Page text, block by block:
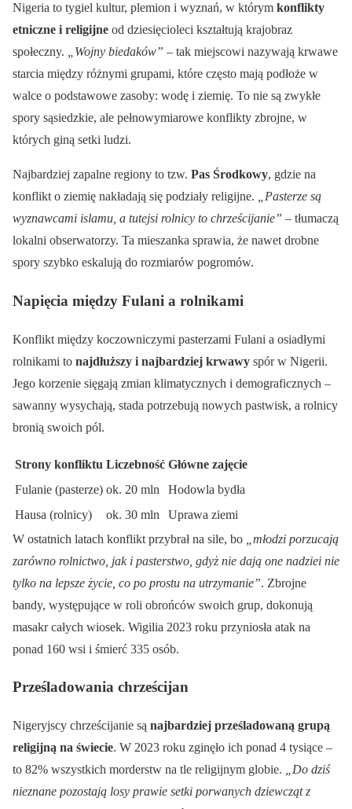
Nigeria to tygiel kultur, plemion i wyznań, w którym konflikty
etniczne i religijne od dziesięcioleci kształtują krajobraz
społeczny.
„Wojny biedaków” – tak miejscowi nazywają krwawe
starcia między różnymi grupami, które często mają podłoże w
walce o podstawowe zasoby: wodę i ziemię. To nie są zwykłe
spory sąsiedzkie, ale pełnowymiarowe konflikty zbrojne, w
których giną setki ludzi.
Najbardziej zapalne regiony to tzw. Pas Środkowy, gdzie na
konflikt o ziemię nakładają się podziały religijne.
„Pasterze są
wyznawcami islamu, a tutejsi rolnicy to chrześcijanie” – tłumaczą
lokalni obserwatorzy. Ta mieszanka sprawia, że nawet drobne
spory szybko eskalują do rozmiarów pogromów.
Napięcia między Fulani a rolnikami
Konflikt między koczowniczymi pasterzami Fulani a osiadłymi
rolnikami to najdłuższy i najbardziej krwawy spór w Nigerii.
Jego korzenie sięgają zmian klimatycznych i demograficznych –
sawanny wysychają, stada potrzebują nowych pastwisk, a rolnicy
bronią swoich pól.
Strony konfliktu Liczebność Główne zajęcie
Fulanie (pasterze) ok. 20 mln
Hodowla bydła
Hausa (rolnicy)
ok. 30 mln
Uprawa ziemi
W ostatnich latach konflikt przybrał na sile, bo
„młodzi porzucają
zarówno rolnictwo, jak i pasterstwo, gdyż nie dają one nadziei nie
tylko na lepsze życie, co po prostu na utrzymanie”. Zbrojne
bandy, występujące w roli obrońców swoich grup, dokonują
masakr całych wiosek. Wigilia 2023 roku przyniosła atak na
ponad 160 wsi i śmierć 335 osób.
Prześladowania chrześcijan
Nigeryjscy chrześcijanie są najbardziej prześladowaną grupą
religijną na świecie. W 2023 roku zginęło ich ponad 4 tysiące –
to 82% wszystkich morderstw na tle religijnym globie.
„Do dziś
nieznane pozostają losy prawie setki porwanych dziewcząt z